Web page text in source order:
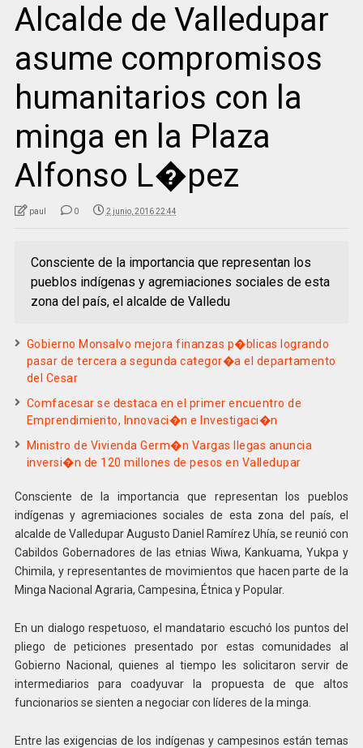
Alcalde de Valledupar
asume compromisos
humanitarios con la
minga en la Plaza
Alfonso L�pez
paul 0 2 junio, 2016 22:44
Consciente de la importancia que representan los
pueblos indígenas y agremiaciones sociales de esta
zona del país, el alcalde de Valledu
Gobierno Monsalvo mejora finanzas p�blicas logrando
pasar de tercera a segunda categor�a el departamento
del Cesar
Comfacesar se destaca en el primer encuentro de
Emprendimiento, Innovaci�n e Investigaci�n
Ministro de Vivienda Germ�n Vargas llegas anuncia
inversi�n de 120 millones de pesos en Valledupar
Consciente de la importancia que representan los pueblos
indígenas y agremiaciones sociales de esta zona del país, el
alcalde de Valledupar Augusto Daniel Ramírez Uhía, se reunió con
Cabildos Gobernadores de las etnias Wiwa, Kankuama, Yukpa y
Chimila, y representantes de movimientos que hacen parte de la
Minga Nacional Agraria, Campesina, Étnica y Popular.
En un dialogo respetuoso, el mandatario escuchó los puntos del
pliego de peticiones presentado por estas comunidades al
Gobierno Nacional, quienes al tiempo les solicitaron servir de
intermediarios para coadyuvar la propuesta de que altos
funcionarios se sienten a negociar con líderes de la minga.
Entre las exigencias de los indígenas y campesinos están temas